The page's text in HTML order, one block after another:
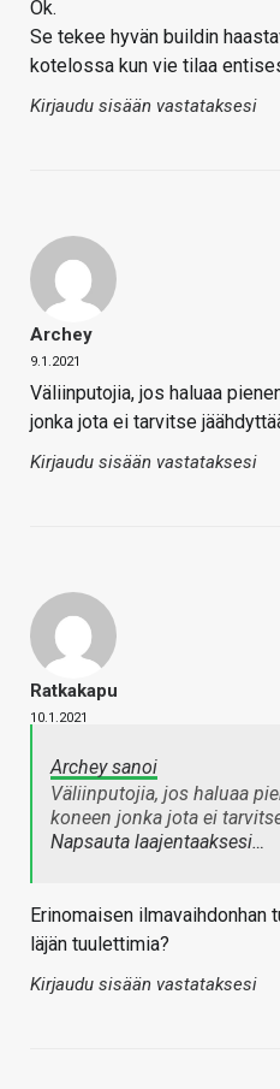
Ok.
Se tekee hyvän buildin
kotelossa kun vie tilaa
Kirjaudu sisään vastataksesi
Archey
9.1.2021
Väliinputojia, jos haluaa
jonka jota ei tarvitse
Kirjaudu sisään vastataksesi
Ratkakapu
10.1.2021
Archey sanoi
Väliinputojia, jos haluaa
koneen jonka jota ei
Napsauta laajentaaksesi…
Erinomaisen ilmavaihdonhan
läjän tuulettimia?
Kirjaudu sisään vastataksesi